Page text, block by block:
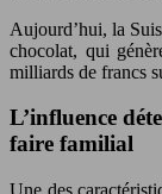
Aujourd’hui, la
chocolat, qui
milliards de francs
L’influence
faire familial
Une des